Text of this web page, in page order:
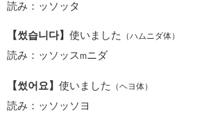
読み：ッソッタ
【썼습니다】 使いました （ハムニダ体）
読み：ッソッスmニダ
【썼어요】 使いました （ヘヨ体）
読み：ッソッソヨ